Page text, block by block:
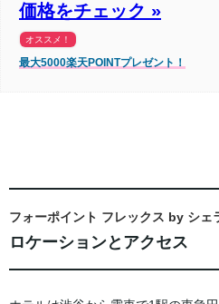
価格をチェック »
オススメ！
最大5000楽天POINTプレゼント！
フォーポイント フレックス by シェ
ロケーションとアクセス